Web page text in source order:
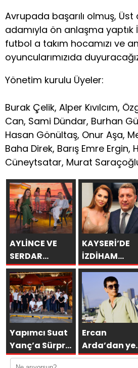
Avrupada başarılı olmuş,
adamıyla ön anlaşma
futbol a takım hocamızı ve
oyuncularımızıda
Yönetim kurulu Üyeler:
Burak Çelik, Alper Kıvılcım,
Can, Sami Dündar, Burhan
Hasan Gönültaş, Onur Aşa,
Baha Direk, Barış Emre Ergin,
Cüneytsatar, Murat
AYLİNCE VE
SERDAR
ORTAÇ’TAN
YAZA
“ROMANTİK
AŞK”
BOMBASI!
KAYSERİ’DE
İZDİHAM
DEĞİL, REKOR
VARDI! 195
KİŞİ
Yapımcı Suat
Yanç’a Sürpriz
Doğum Günü
Ercan
Arda’dan
tekli… ‘Bu